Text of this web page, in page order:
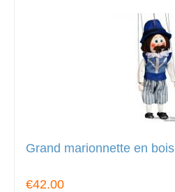
Grand marionnette en bois
€42.00